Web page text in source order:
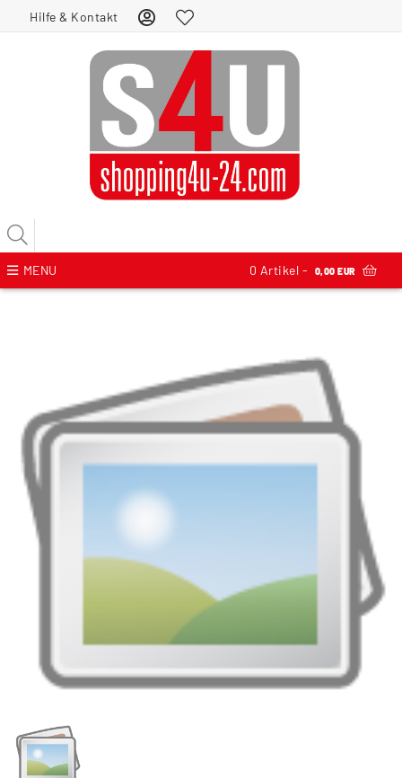
Hilfe & Kontakt
MENU 0 Artikel - 0,00 EUR